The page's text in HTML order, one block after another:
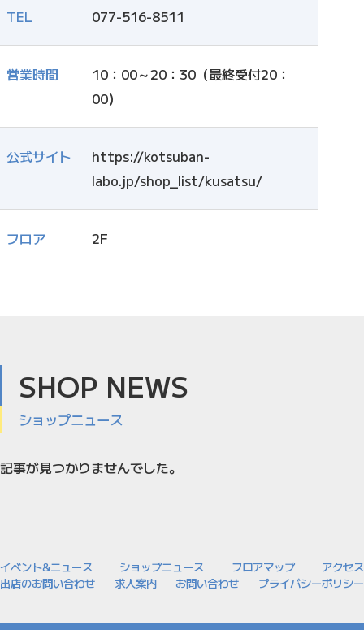
TEL 077-516-8511
営業時間
10：00～20：30（最終受付20：
00）
公式サイト
https://kotsuban-
labo.jp/shop_list/kusatsu/
フロア 2F
SHOP NEWS
ショップニュース
記事が見つかりませんでした。
イベント&ニュース ショップニュース フロアマップ
アクセス
出店のお問い合わせ
求人案内 お問い合わせ プライバシーポリシー